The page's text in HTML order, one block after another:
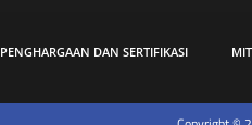
PENGHARGAAN DAN SERTIFIKASI